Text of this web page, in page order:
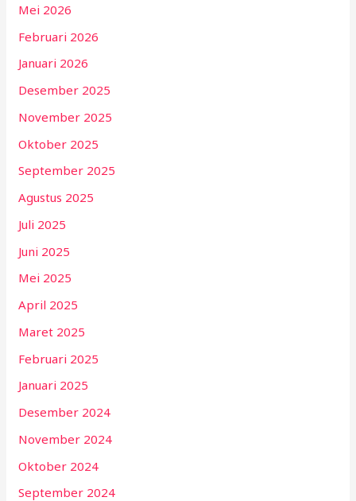
Mei 2026
Februari 2026
Januari 2026
Desember 2025
November 2025
Oktober 2025
September 2025
Agustus 2025
Juli 2025
Juni 2025
Mei 2025
April 2025
Maret 2025
Februari 2025
Januari 2025
Desember 2024
November 2024
Oktober 2024
September 2024